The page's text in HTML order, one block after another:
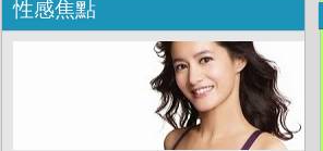
性感焦點